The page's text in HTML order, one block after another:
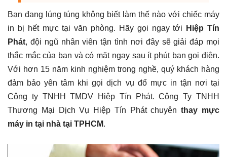
Bạn đang lúng túng không biết làm thế nào với chiếc máy
in bị hết mực tại văn phòng. Hãy gọi ngay tới
Hiệp Tín
Phát, đội ngũ nhân viên tận tình nơi đây sẽ giải đáp mọi
thắc mắc của bạn và có mặt ngay sau ít phút bạn gọi điện.
Với hơn 15 năm kinh nghiệm trong nghề, quý khách hàng
đảm bảo yên tâm khi gọi dịch vụ đổ mực in tận nơi tại
Công ty TNHH TMDV Hiệp Tín Phát. Công Ty TNHH
Thương Mại Dịch Vụ Hiệp Tín Phát chuyên thay mực
máy in tại nhà tại TPHCM.